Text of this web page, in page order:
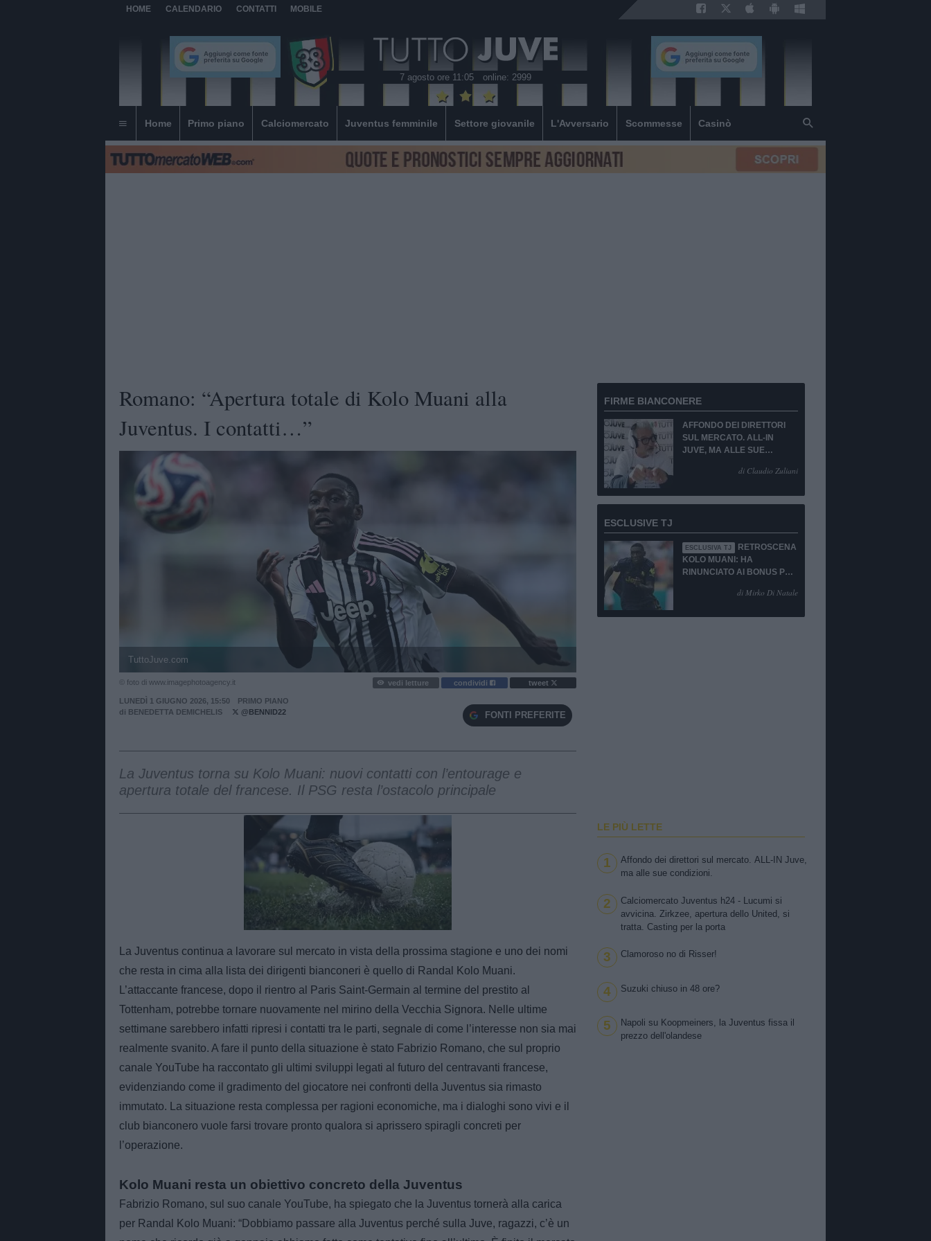
HOME CALENDARIO CONTATTI MOBILE
7 agosto ore 11:05 online: 2999
Home Primo piano Calciomercato Juventus femminile Settore giovanile L'Avversario Scommesse Casinò
Romano: “Apertura totale di Kolo Muani alla
Juventus. I contatti…”
TuttoJuve.com
© foto di www.imagephotoagency.it vedi letture condividi tweet
LUNEDÌ 1 GIUGNO 2026, 15:50
PRIMO PIANO
di BENEDETTA DEMICHELIS @BENNID22 FONTI PREFERITE
La Juventus torna su Kolo Muani: nuovi contatti con l’entourage e
apertura totale del francese. Il PSG resta l’ostacolo principale
Unmute
Loaded
100.00%
La Juventus continua a lavorare sul mercato in vista della prossima stagione e uno dei nomi
che resta in cima alla lista dei dirigenti bianconeri è quello di Randal Kolo Muani.
L’attaccante francese, dopo il rientro al Paris Saint-Germain al termine del prestito al
Tottenham, potrebbe tornare nuovamente nel mirino della Vecchia Signora. Nelle ultime
settimane sarebbero infatti ripresi i contatti tra le parti, segnale di come l’interesse non sia mai
realmente svanito. A fare il punto della situazione è stato Fabrizio Romano, che sul proprio
canale YouTube ha raccontato gli ultimi sviluppi legati al futuro del centravanti francese,
evidenziando come il gradimento del giocatore nei confronti della Juventus sia rimasto
immutato. La situazione resta complessa per ragioni economiche, ma i dialoghi sono vivi e il
club bianconero vuole farsi trovare pronto qualora si aprissero spiragli concreti per
l’operazione.
Kolo Muani resta un obiettivo concreto della Juventus
Fabrizio Romano, sul suo canale YouTube, ha spiegato che la Juventus tornerà alla carica
per Randal Kolo Muani: “Dobbiamo passare alla Juventus perché sulla Juve, ragazzi, c’è un
FIRME BIANCONERE
AFFONDO DEI DIRETTORI
SUL MERCATO. ALL-IN
JUVE, MA ALLE SUE
di Claudio Zuliani
ESCLUSIVE TJ
ESCLUSIVA TJ
RETROSCENA
KOLO MUANI: HA
RINUNCIATO AI BONUS PUR
di Mirko Di Natale
LE PIÙ LETTE
1
Affondo dei direttori sul mercato. ALL-IN Juve,
ma alle sue condizioni.
2
Calciomercato Juventus h24 - Lucumi si
avvicina. Zirkzee, apertura dello United, si
tratta. Casting per la porta
3 Clamoroso no di Risser!
4 Suzuki chiuso in 48 ore?
5
Napoli su Koopmeiners, la Juventus fissa il
prezzo dell'olandese